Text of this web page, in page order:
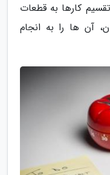
کارها به قطعات
آن ها را به انجام